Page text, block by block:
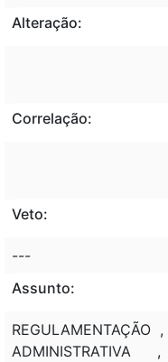
Alteração:
Correlação:
Veto:
---
Assunto:
REGULAMENTAÇÃO